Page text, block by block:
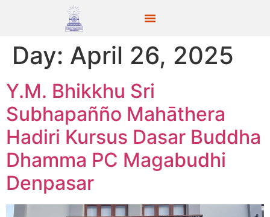
Day: April 26, 2025
Y.M. Bhikkhu Sri
Subhapañño Mahāthera
Hadiri Kursus Dasar Buddha
Dhamma PC Magabudhi
Denpasar